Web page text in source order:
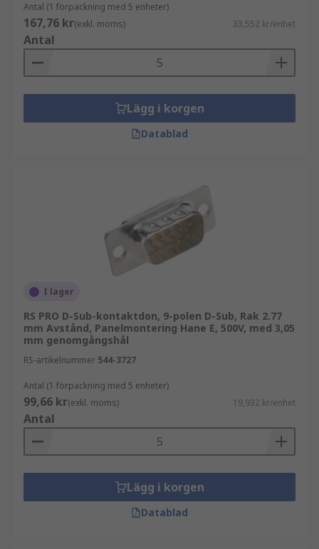
Antal (1 förpackning med 5 enheter)
167,76 kr(exkl. moms) 33,552 kr/enhet
Antal
Lägg i korgen
Datablad
I lager
RS PRO D-Sub-kontaktdon, 9-polen D-Sub, Rak 2.77
mm Avstånd, Panelmontering Hane E, 500V, med 3,05
mm genomgångshål
RS-artikelnummer 544-3727
Antal (1 förpackning med 5 enheter)
99,66 kr(exkl. moms) 19,932 kr/enhet
Antal
Lägg i korgen
Datablad